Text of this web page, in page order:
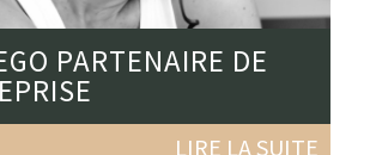
PARTENAIRE DE
LIRE LA SUITE